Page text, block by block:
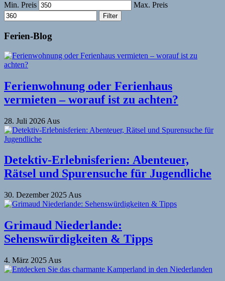
Min. Preis Max. Preis
Filter
Ferien-Blog
Ferienwohnung oder Ferienhaus
vermieten – worauf ist zu achten?
28. Juli 2026 Aus
Detektiv-Erlebnisferien: Abenteuer,
Rätsel und Spurensuche für Jugendliche
30. Dezember 2025 Aus
Grimaud Niederlande:
Sehenswürdigkeiten & Tipps
4. März 2025 Aus